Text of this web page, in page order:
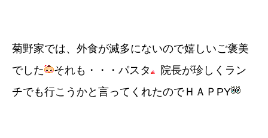
菊野家では、外食が滅多にないので嬉しいご褒美
でした
それも・・・パスタ
院長が珍しくラン
チでも行こうかと言ってくれたのでＨＡＰPY